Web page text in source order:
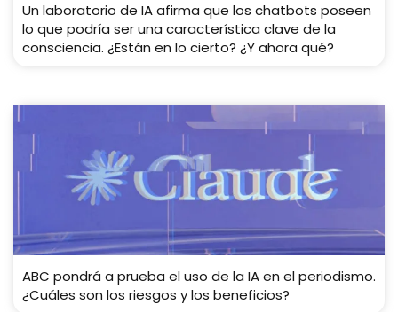
Un laboratorio de IA afirma que los chatbots poseen
lo que podría ser una característica clave de la
consciencia. ¿Están en lo cierto? ¿Y ahora qué?
ABC pondrá a prueba el uso de la IA en el periodismo.
¿Cuáles son los riesgos y los beneficios?